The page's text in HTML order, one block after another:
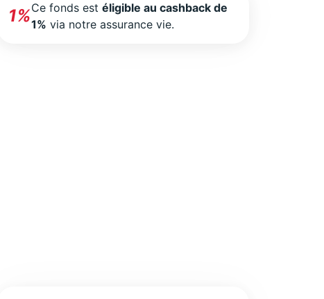
1%Ce fonds estéligible au cashback de
1% via notre assurance vie.